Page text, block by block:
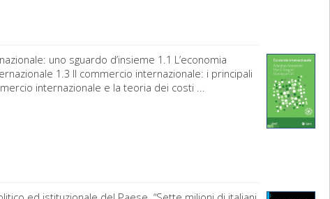
uno sguardo d’insieme 1.1 L’economia
1.3 Il commercio internazionale: i principali
internazionale e la teoria dei costi ...